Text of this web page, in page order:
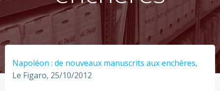
Napoléon : de nouveaux manuscrits aux enchères,
Le Figaro, 25/10/2012